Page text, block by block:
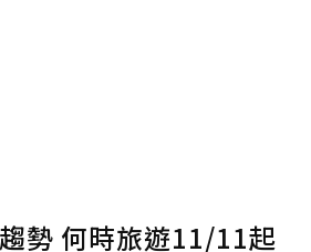
勢 何時旅遊11/11起